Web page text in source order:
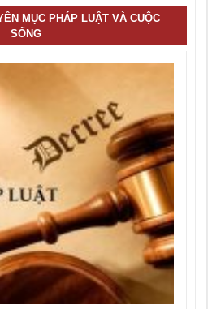
MỤC PHÁP LUẬT VÀ CUỘC
SỐNG